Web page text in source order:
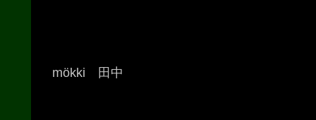
mökki 田中